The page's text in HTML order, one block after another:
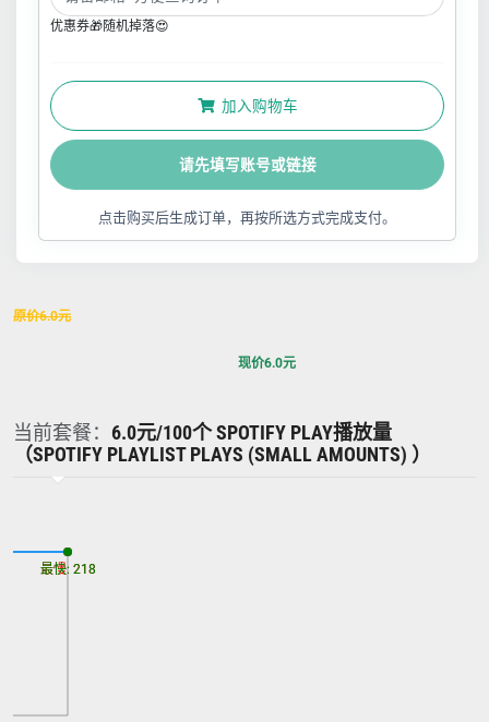
优惠券🎁随机掉落😍
加入购物车
请先填写账号或链接
点击购买后生成订单，再按所选方式完成支付。
原价6.0元
现价6.0元
当前套餐： 6.0元/100个 SPOTIFY PLAY播放量
（SPOTIFY PLAYLIST PLAYS (SMALL AMOUNTS) ）
最慢: 218
最快: 218